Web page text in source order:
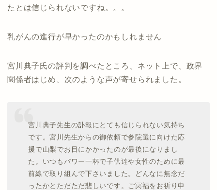
たとは信じられないですね。。。
乳がんの進行が早かったのかもしれません
宮川典子氏の評判を調べたところ、ネット上で、政界
関係者はじめ、次のような声が寄せられました。
宮川典子先生の訃報にとても信じられない気持ち
です。宮川先生からの御依頼で参院選に向けた応
援で山梨でお目にかかったのが最後になりまし
た。いつもパワー一杯で子供達や女性のために最
前線で取り組んで下さいました。どんなに無念だ
ったかとただただ悲しいです。ご冥福をお祈り申